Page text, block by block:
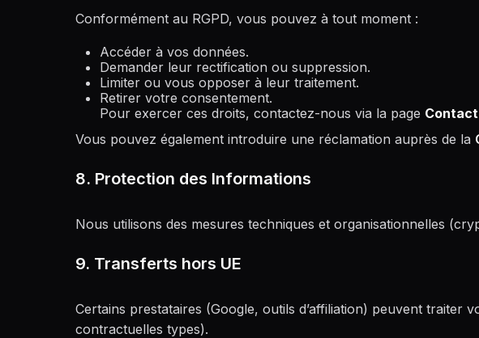
Conformément au RGPD, vous pouvez à tout moment :
Accéder à vos données.
Demander leur rectification ou suppression.
Limiter ou vous opposer à leur traitement.
Retirer votre consentement.
Pour exercer ces droits, contactez-nous via la page Contact
Vous pouvez également introduire une réclamation auprès de la
8. Protection des Informations
Nous utilisons des mesures techniques et organisationnelles
9. Transferts hors UE
Certains prestataires (Google, outils d’affiliation) peuvent traiter
contractuelles types).